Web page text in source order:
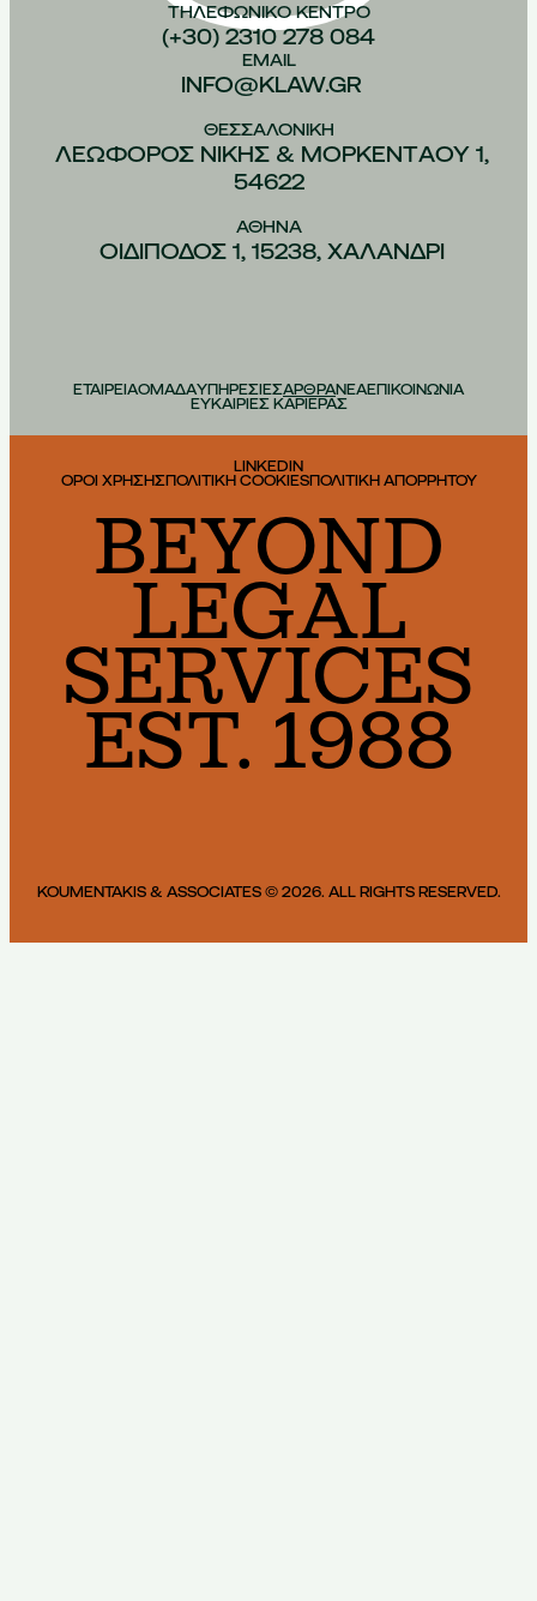
ΤΗΛΕΦΩΝΙΚO ΚEΝΤΡΟ
(+30) 2310 278 084
EMAIL
INFO@KLAW.GR
ΘΕΣΣΑΛΟΝIΚΗ
ΛΕΩΦOΡΟΣ ΝIΚΗΣ & ΜΟΡΚΕΝΤAΟΥ 1,
54622
ΑΘHΝΑ
ΟΙΔIΠΟΔΟΣ 1, 15238, ΧΑΛAΝΔΡΙ
ΕΤΑΙΡΕΙΑΟΜΑΔΑΥΠΗΡΕΣΙΕΣΑΡΘΡΑΝΕΑΕΠΙΚΟΙΝΩΝΙΑ
ΕΥΚΑΙΡΙΕΣ ΚΑΡΙΕΡΑΣ
LINKEDIN
ΟΡΟΙ ΧΡΗΣΗΣΠΟΛΙΤΙΚΗ COOKIESΠΟΛΙΤΙΚΗ ΑΠΟΡΡΗΤΟΥ
BEYOND
LEGAL
SERVICES
EST. 1988
KOUMENTAKIS & ASSOCIATES © 2026. ALL RIGHTS RESERVED.